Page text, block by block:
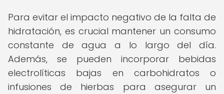
Para evitar el impacto negativo de la falta de
hidratación, es crucial mantener un consumo
constante de agua a lo largo del día.
Además, se pueden incorporar bebidas
electrolíticas bajas en carbohidratos o
infusiones de hierbas para asegurar un